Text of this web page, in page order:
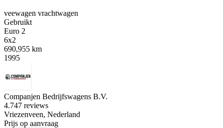
veewagen vrachtwagen
Gebruikt
Euro 2
6x2
690,955 km
1995
Companjen Bedrijfswagens B.V.
4.747 reviews
Vriezenveen, Nederland
Prijs op aanvraag